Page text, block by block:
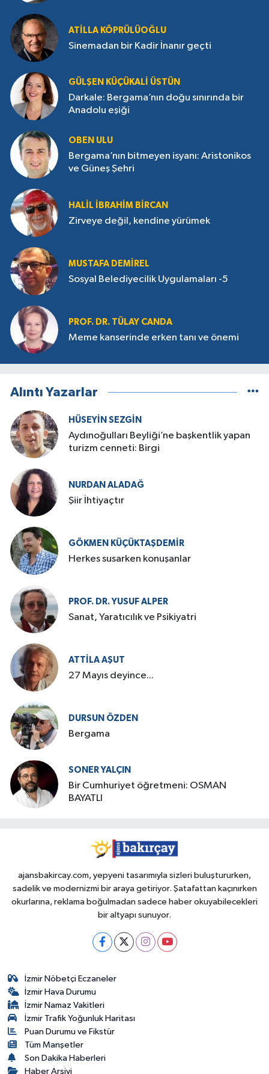
ATILLA KÖPRÜLÜOĞLU
Sinemadan bir Kadir İnanır geçti
GÜLŞEN KÜÇÜKALI ÜSTÜN
Darkale: Bergama’nın doğu sınırında bir
Anadolu eşiği
OBEN ULU
Bergama’nın bitmeyen isyanı: Aristonikos
ve Güneş Şehri
HALIL İBRAHIM BIRCAN
Zirveye değil, kendine yürümek
MUSTAFA DEMIREL
Sosyal Belediyecilik Uygulamaları -5
PROF. DR. TÜLAY CANDA
Meme kanserinde erken tanı ve önemi
Alıntı Yazarlar
HÜSEYIN SEZGIN
Aydınoğulları Beyliği’ne başkentlik yapan
turizm cenneti: Birgi
NURDAN ALADAĞ
Şiir İhtiyaçtır
GÖKMEN KÜÇÜKTAŞDEMIR
Herkes susarken konuşanlar
PROF. DR. YUSUF ALPER
Sanat, Yaratıcılık ve Psikiyatri
ATTILA AŞUT
27 Mayıs deyince...
DURSUN ÖZDEN
Bergama
SONER YALÇIN
Bir Cumhuriyet öğretmeni: OSMAN
BAYATLI
ajansbakircay.com, yepyeni tasarımıyla sizleri buluştururken,
sadelik ve modernizmi bir araya getiriyor. Şatafattan kaçınırken
okurlarına, reklama boğulmadan sadece haber okuyabilecekleri
bir altyapı sunuyor.
İzmir Nöbetçi Eczaneler
İzmir Hava Durumu
İzmir Namaz Vakitleri
İzmir Trafik Yoğunluk Haritası
Puan Durumu ve Fikstür
Tüm Manşetler
Son Dakika Haberleri
Haber Arşivi